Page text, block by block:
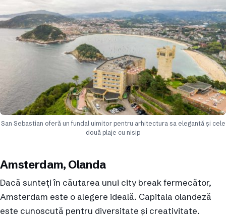
San Sebastian oferă un fundal uimitor pentru arhitectura sa elegantă și cele
două plaje cu nisip
Amsterdam, Olanda
Dacă sunteți în căutarea unui city break fermecător,
Amsterdam este o alegere ideală. Capitala olandeză
este cunoscută pentru diversitate și creativitate.